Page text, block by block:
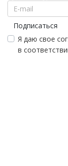
Подписаться
Я даю свое
в